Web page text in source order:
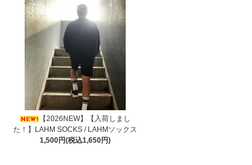
【2026NEW】【入荷しまし
た！】LAHM SOCKS / LAHMソックス
1,500円(税込1,650円)